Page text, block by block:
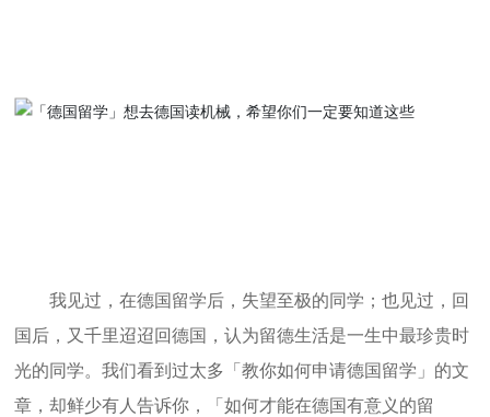
我见过，在德国留学后，失望至极的同学；也见过，回
国后，又千里迢迢回德国，认为留德生活是一生中最珍贵时
光的同学。我们看到过太多「教你如何申请德国留学」的文
章，却鲜少有人告诉你，「如何才能在德国有意义的留